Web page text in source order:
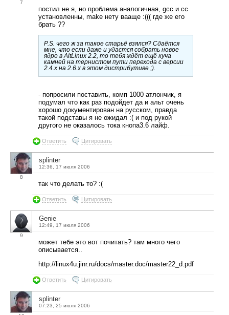
7
постил не я, но проблема аналогичная, gcc и cc
установленны, make нету вааще :((( где же его
брать ??
P.S. чего ж за такое старьё взялся? Сдаётся
мне, что если даже и удастся собрать новое
ядро в AltLinux 2.2, то тебя ждёт ещё куча
камней на тернистом пути перехода с версии
2.4.х на 2.6.х в этом дистрибутиве ;).
- попросили поставить, комп 1000 атлончик, я
подумал что как раз подойдет да и альт очень
хорошо документирован на русском, правда
такой подставы я не ожидал :( и под рукой
другого не оказалось тока кнопа3.6 лайф.
Ответить Цитировать
8
splinter
12:36, 17 июля 2006
так что делать то? :(
Ответить Цитировать
9
Genie
12:49, 17 июля 2006
может тебе это вот почитать? там много чего
описывается..
http://linux4u.jinr.ru/docs/master.doc/master22_d.pdf
Ответить Цитировать
splinter
07:23, 25 июля 2006